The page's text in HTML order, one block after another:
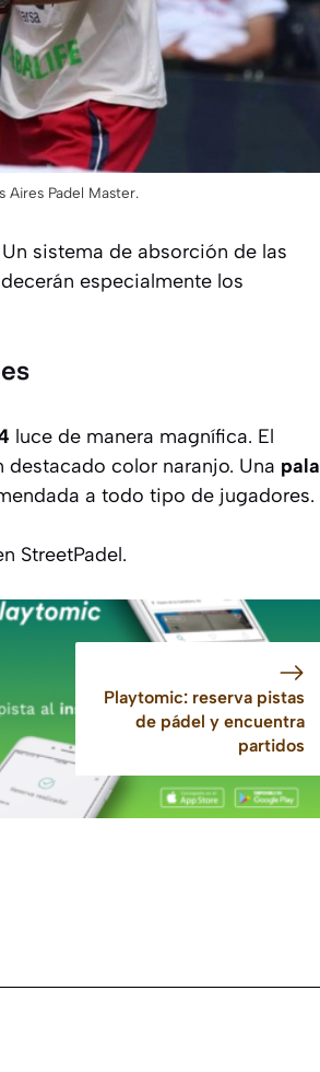
Padel Master.
Un sistema de absorción de las
especialmente los
luce de manera magnífica. El
color naranjo. Una pala
a todo tipo de jugadores.
StreetPadel.
Playtomic: reserva pistas
de pádel y encuentra
partidos